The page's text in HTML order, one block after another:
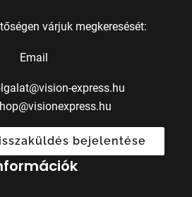
várjuk megkeresését:
Email
express.hu
bejelentése